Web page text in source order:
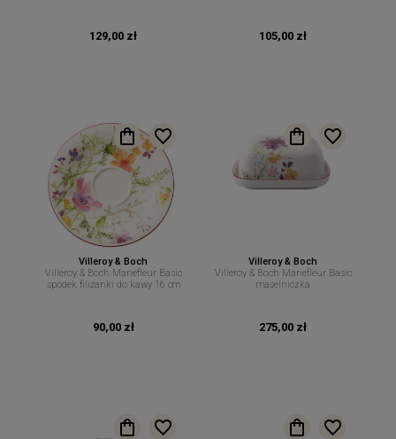
129,00 zł 105,00 zł
Villeroy & Boch
Villeroy & Boch Mariefleur Basic
spodek filiżanki do kawy 16 cm
90,00 zł
Villeroy & Boch
Villeroy & Boch Mariefleur Basic
maselniczka
275,00 zł